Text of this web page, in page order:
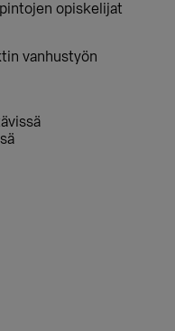
opiskelijat
vanhustyön